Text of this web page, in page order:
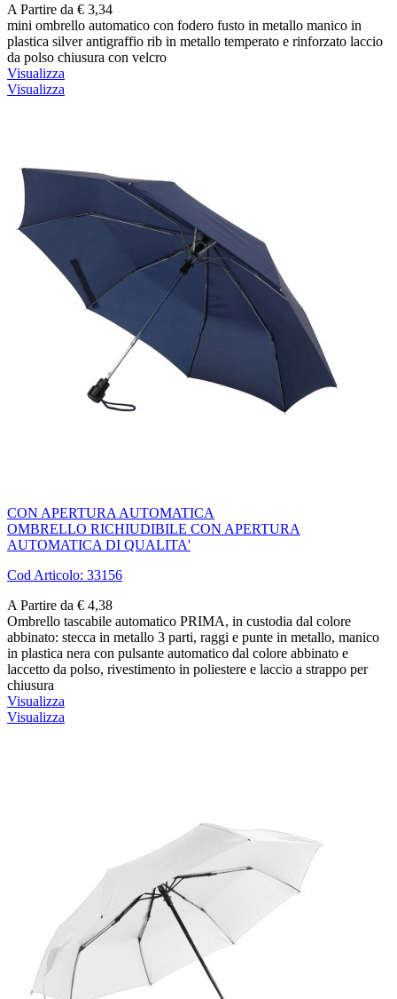
A Partire da € 3,34
mini ombrello automatico con fodero fusto in metallo manico in
plastica silver antigraffio rib in metallo temperato e rinforzato laccio
da polso chiusura con velcro
Visualizza
Visualizza
CON APERTURA AUTOMATICA
OMBRELLO RICHIUDIBILE CON APERTURA
AUTOMATICA DI QUALITA'
Cod Articolo: 33156
A Partire da € 4,38
Ombrello tascabile automatico PRIMA, in custodia dal colore
abbinato: stecca in metallo 3 parti, raggi e punte in metallo, manico
in plastica nera con pulsante automatico dal colore abbinato e
laccetto da polso, rivestimento in poliestere e laccio a strappo per
chiusura
Visualizza
Visualizza